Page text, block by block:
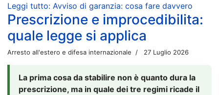
Leggi tutto: Avviso di garanzia: cosa fare davvero
Prescrizione e improcedibilita:
quale legge si applica
Arresto all'estero e difesa internazionale 27 Luglio 2026
La prima cosa da stabilire non è quanto dura la
prescrizione, ma in quale dei tre regimi ricade il